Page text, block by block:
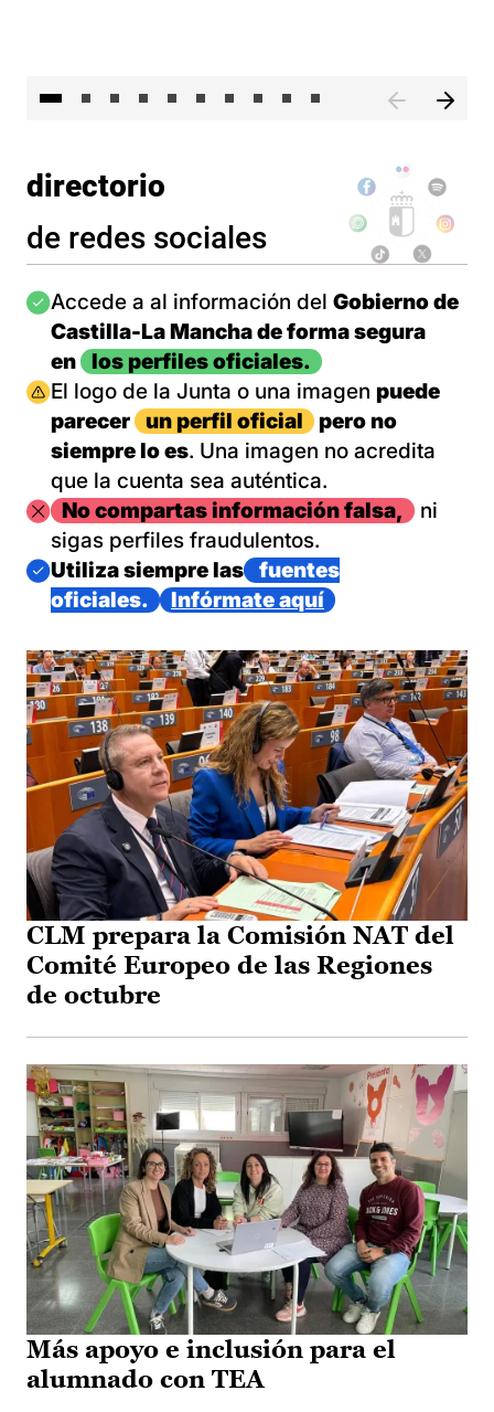
directorio
de redes sociales
Imagen
Accede a al información del Gobierno de
Castilla-La Mancha de forma segura
en
los perfiles oficiales.
Imagen
El logo de la Junta o una imagen puede
parecer
un perfil oficial
pero no
siempre lo es. Una imagen no acredita
que la cuenta sea auténtica.
ImagenNo compartas información falsa,
ni
sigas perfiles fraudulentos.
Imagen
Utiliza siempre las
fuentes
oficiales.
Infórmate aquí
CLM prepara la Comisión NAT del
Comité Europeo de las Regiones
de octubre
Más apoyo e inclusión para el
alumnado con TEA